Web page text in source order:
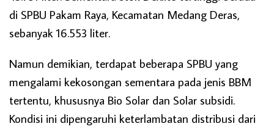
di SPBU Pakam Raya, Kecamatan Medang Deras,
sebanyak 16.553 liter.
Namun demikian, terdapat beberapa SPBU yang
mengalami kekosongan sementara pada jenis BBM
tertentu, khususnya Bio Solar dan Solar subsidi.
Kondisi ini dipengaruhi keterlambatan distribusi dari